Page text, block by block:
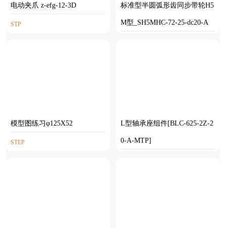
电动夹爪 z-efg-12-3D
STP
标准型半圆弧形齿同步带轮H5
M型_SH5MHC-72-25-dc20-A
模型图练习φ125X52
STEP
L型轴承座组件[BLC-625-2Z-2
0-A-MTP]